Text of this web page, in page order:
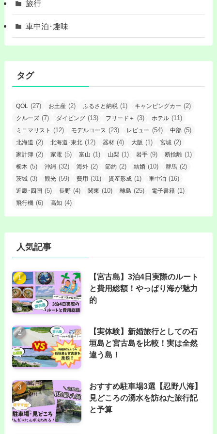
旅行
車中泊･趣味
タグ
QOL (27) お土産 (2) ふるさと納税 (1) キャンピングカー (2)
クルーズ (7) ダイビング (13) フリード＋ (3) ホテル (11)
ミニマリスト (12) モデルコース (23) レビュー (54) 中部 (5)
北海道 (2) 北海道･東北 (12) 器材 (4) 大阪 (1) 宮城 (2)
家計簿 (2) 家電 (5) 富山 (1) 山梨 (1) 岩手 (9) 断捨離 (1)
栃木 (5) 沖縄 (32) 海外 (2) 節約 (2) 結婚 (10) 群馬 (2)
茨城 (3) 観光 (59) 費用 (31) 資産形成 (1) 車中泊 (16)
近畿･四国 (5) 長野 (4) 関東 (10) 離島 (25) 電子書籍 (1)
飛行機 (6) 高知 (4)
人気記事
【宮古島】3泊4日実際のルート
と費用総額！やっぱり海が魅力
的
【実体験】新婚旅行としての石
垣島と宮古島を比較！実は全然
違う島！
おすすめ駐車場3選【忍野八海】
見どころの湧水を訪ねた旅行記
と予算